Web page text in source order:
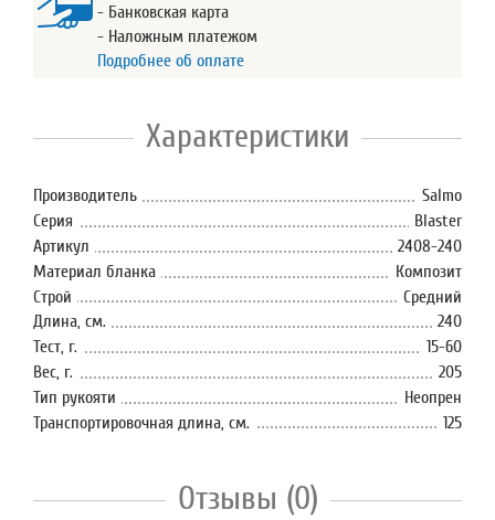
- Банковская карта
- Наложным платежом
Подробнее об оплате
Характеристики
Производитель
Salmo
Серия
Blaster
Артикул
2408-240
Материал бланка
Композит
Строй
Средний
Длина, см.
240
Тест, г.
15-60
Вес, г.
205
Тип рукояти
Неопрен
Транспортировочная длина, см.
125
Отзывы (0)